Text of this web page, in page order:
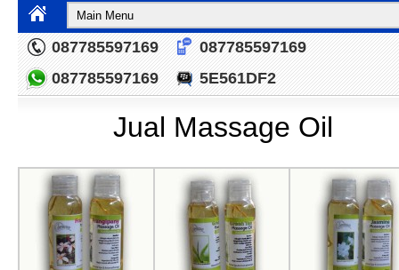
087785597169
087785597169
087785597169
5E561DF2
Jual Massage Oil